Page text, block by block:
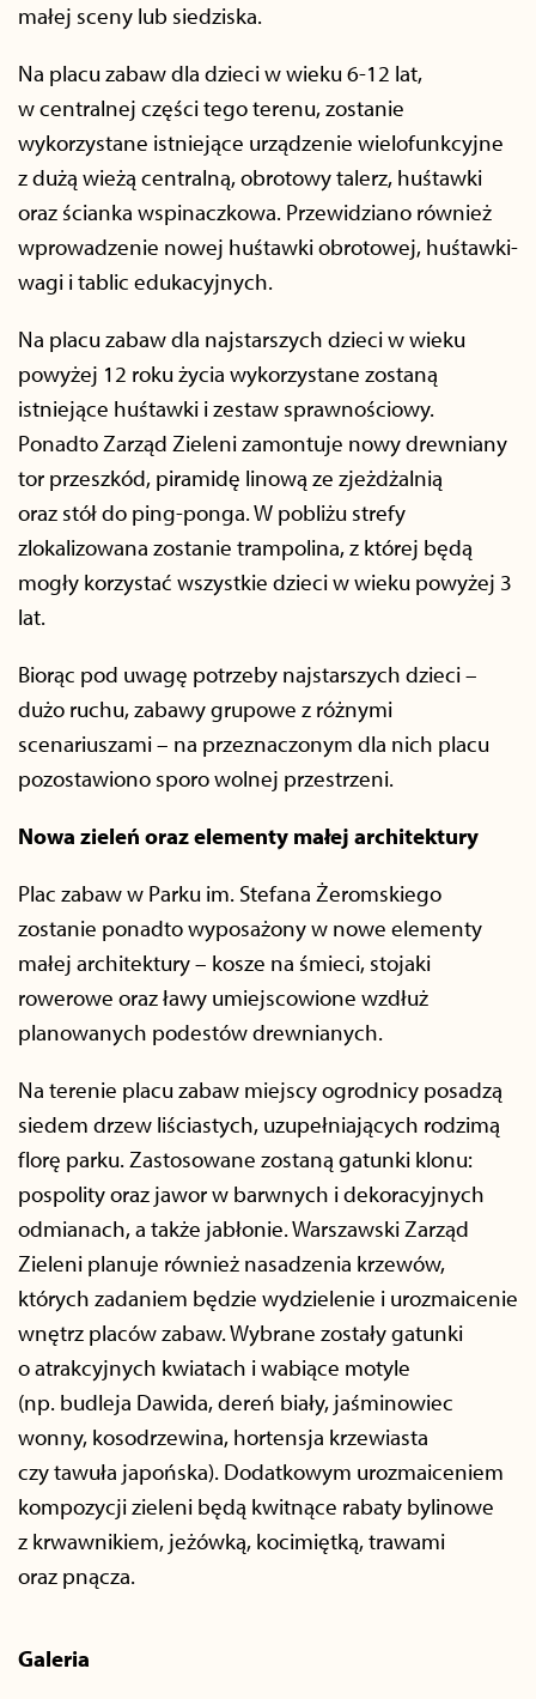
małej sceny lub siedziska.
Na placu zabaw dla dzieci w wieku 6-12 lat,
w centralnej części tego terenu, zostanie
wykorzystane istniejące urządzenie wielofunkcyjne
z dużą wieżą centralną, obrotowy talerz, huśtawki
oraz ścianka wspinaczkowa. Przewidziano również
wprowadzenie nowej huśtawki obrotowej, huśtawki-
wagi i tablic edukacyjnych.
Na placu zabaw dla najstarszych dzieci w wieku
powyżej 12 roku życia wykorzystane zostaną
istniejące huśtawki i zestaw sprawnościowy.
Ponadto Zarząd Zieleni zamontuje nowy drewniany
tor przeszkód, piramidę linową ze zjeżdżalnią
oraz stół do ping-ponga. W pobliżu strefy
zlokalizowana zostanie trampolina, z której będą
mogły korzystać wszystkie dzieci w wieku powyżej 3
lat.
Biorąc pod uwagę potrzeby najstarszych dzieci –
dużo ruchu, zabawy grupowe z różnymi
scenariuszami – na przeznaczonym dla nich placu
pozostawiono sporo wolnej przestrzeni.
Nowa zieleń oraz elementy małej architektury
Plac zabaw w Parku im. Stefana Żeromskiego
zostanie ponadto wyposażony w nowe elementy
małej architektury – kosze na śmieci, stojaki
rowerowe oraz ławy umiejscowione wzdłuż
planowanych podestów drewnianych.
Na terenie placu zabaw miejscy ogrodnicy posadzą
siedem drzew liściastych, uzupełniających rodzimą
florę parku. Zastosowane zostaną gatunki klonu:
pospolity oraz jawor w barwnych i dekoracyjnych
odmianach, a także jabłonie. Warszawski Zarząd
Zieleni planuje również nasadzenia krzewów,
których zadaniem będzie wydzielenie i urozmaicenie
wnętrz placów zabaw. Wybrane zostały gatunki
o atrakcyjnych kwiatach i wabiące motyle
(np. budleja Dawida, dereń biały, jaśminowiec
wonny, kosodrzewina, hortensja krzewiasta
czy tawuła japońska). Dodatkowym urozmaiceniem
kompozycji zieleni będą kwitnące rabaty bylinowe
z krwawnikiem, jeżówką, kocimiętką, trawami
oraz pnącza.
Galeria